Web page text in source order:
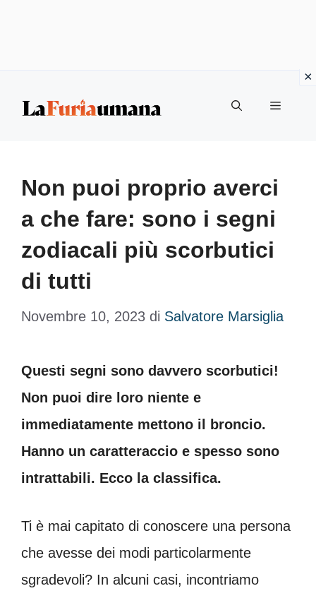
Menu
Non puoi proprio averci
a che fare: sono i segni
zodiacali più scorbutici
di tutti
Novembre 10, 2023 di Salvatore Marsiglia
Questi segni sono davvero scorbutici!
Non puoi dire loro niente e
immediatamente mettono il broncio.
Hanno un caratteraccio e spesso sono
intrattabili. Ecco la classifica.
Ti è mai capitato di conoscere una persona
che avesse dei modi particolarmente
sgradevoli? In alcuni casi, incontriamo